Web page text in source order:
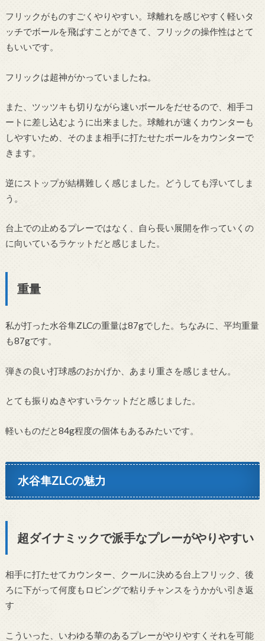
フリックがものすごくやりやすい。球離れを感じやすく軽いタ
ッチでボールを飛ばすことができて、フリックの操作性はとて
もいいです。
フリックは超神がかっていましたね。
また、ツッツキも切りながら速いボールをだせるので、相手コ
ートに差し込むように出来ました。球離れが速くカウンターも
しやすいため、そのまま相手に打たせたボールをカウンターで
きます。
逆にストップが結構難しく感じました。どうしても浮いてしま
う。
台上での止めるプレーではなく、自ら長い展開を作っていくの
に向いているラケットだと感じました。
重量
私が打った水谷隼ZLCの重量は87gでした。ちなみに、平均重量
も87gです。
弾きの良い打球感のおかげか、あまり重さを感じません。
とても振りぬきやすいラケットだと感じました。
軽いものだと84g程度の個体もあるみたいです。
水谷隼ZLCの魅力
超ダイナミックで派手なプレーがやりやすい
相手に打たせてカウンター、クールに決める台上フリック、後
ろに下がって何度もロビングで粘りチャンスをうかがい引き返
す
こういった、いわゆる華のあるプレーがやりやすくそれを可能